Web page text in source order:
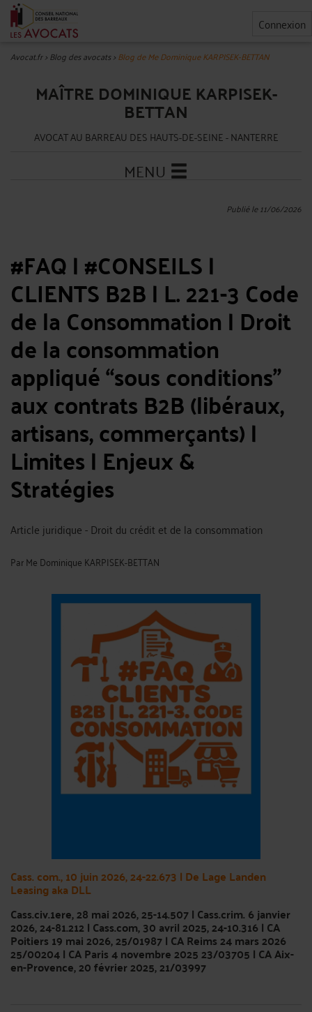
Connexion
Avocat.fr>Blog des avocats>Blog de Me Dominique KARPISEK-BETTAN
MAÎTRE DOMINIQUE KARPISEK-
BETTAN
AVOCAT AU BARREAU DES HAUTS-DE-SEINE - NANTERRE
MENU
Publié le 11/06/2026
#FAQ | #CONSEILS |
CLIENTS B2B | L. 221-3 Code
de la Consommation | Droit
de la consommation
appliqué “sous conditions”
aux contrats B2B (libéraux,
artisans, commerçants) |
Limites | Enjeux &
Stratégies
Article juridique - Droit du crédit et de la consommation
ParMe Dominique KARPISEK-BETTAN
Cass. com., 10 juin 2026, 24-22.673 | De Lage Landen
Leasing aka DLL
Cass.civ.1ere, 28 mai 2026, 25-14.507 | Cass.crim. 6 janvier
2026, 24-81.212 | Cass.com, 30 avril 2025, 24-10.316 | CA
Poitiers 19 mai 2026, 25/01987 | CA Reims 24 mars 2026
25/00204 | CA Paris 4 novembre 2025 23/03705 | CA Aix-
en-Provence, 20 février 2025, 21/03997